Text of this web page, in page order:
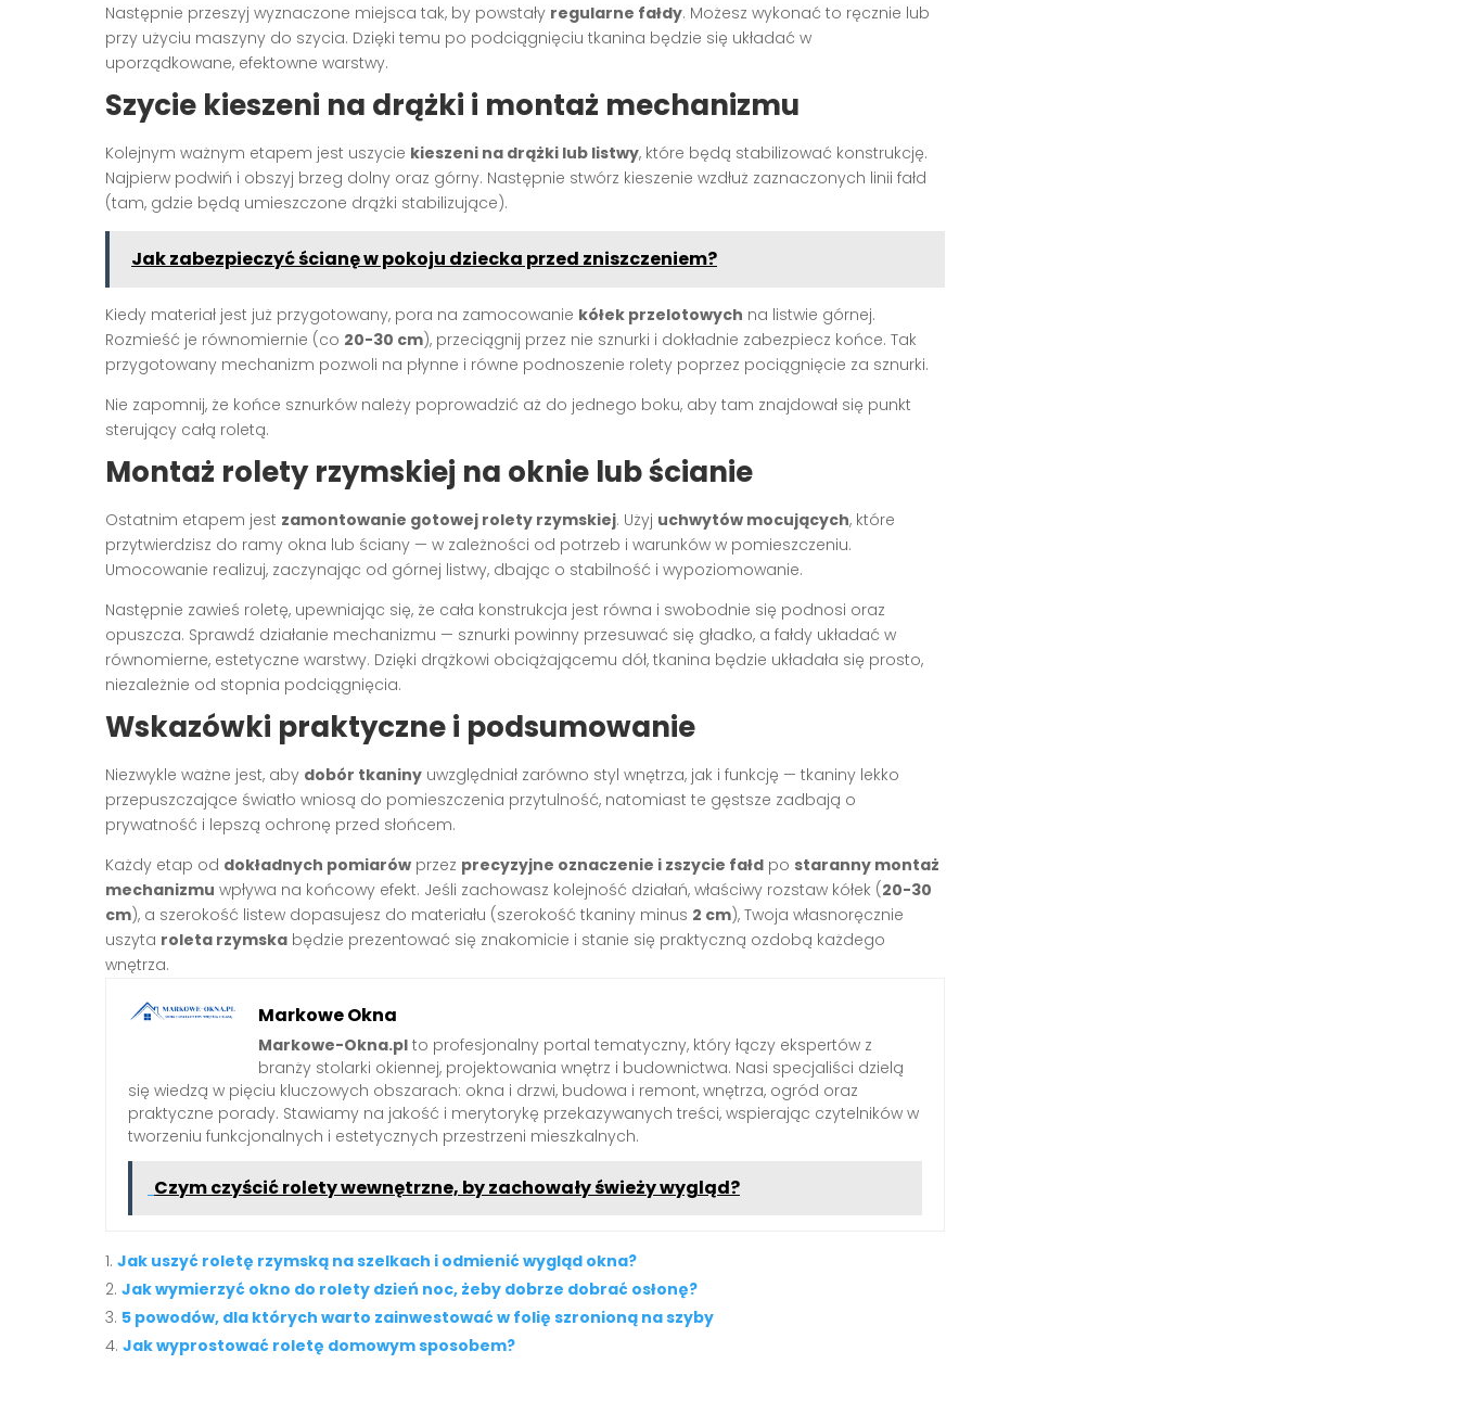
Następnie przeszyj wyznaczone miejsca tak, by powstały regularne fałdy. Możesz wykonać to ręcznie lub
przy użyciu maszyny do szycia. Dzięki temu po podciągnięciu tkanina będzie się układać w
uporządkowane, efektowne warstwy.
Szycie kieszeni na drążki i montaż mechanizmu
Kolejnym ważnym etapem jest uszycie kieszeni na drążki lub listwy, które będą stabilizować konstrukcję.
Najpierw podwiń i obszyj brzeg dolny oraz górny. Następnie stwórz kieszenie wzdłuż zaznaczonych linii fałd
(tam, gdzie będą umieszczone drążki stabilizujące).
Jak zabezpieczyć ścianę w pokoju dziecka przed zniszczeniem?
Kiedy materiał jest już przygotowany, pora na zamocowanie kółek przelotowych na listwie górnej.
Rozmieść je równomiernie (co 20-30 cm), przeciągnij przez nie sznurki i dokładnie zabezpiecz końce. Tak
przygotowany mechanizm pozwoli na płynne i równe podnoszenie rolety poprzez pociągnięcie za sznurki.
Nie zapomnij, że końce sznurków należy poprowadzić aż do jednego boku, aby tam znajdował się punkt
sterujący całą roletą.
Montaż rolety rzymskiej na oknie lub ścianie
Ostatnim etapem jest zamontowanie gotowej rolety rzymskiej. Użyj uchwytów mocujących, które
przytwierdzisz do ramy okna lub ściany — w zależności od potrzeb i warunków w pomieszczeniu.
Umocowanie realizuj, zaczynając od górnej listwy, dbając o stabilność i wypoziomowanie.
Następnie zawieś roletę, upewniając się, że cała konstrukcja jest równa i swobodnie się podnosi oraz
opuszcza. Sprawdź działanie mechanizmu — sznurki powinny przesuwać się gładko, a fałdy układać w
równomierne, estetyczne warstwy. Dzięki drążkowi obciążającemu dół, tkanina będzie układała się prosto,
niezależnie od stopnia podciągnięcia.
Wskazówki praktyczne i podsumowanie
Niezwykle ważne jest, aby dobór tkaniny uwzględniał zarówno styl wnętrza, jak i funkcję — tkaniny lekko
przepuszczające światło wniosą do pomieszczenia przytulność, natomiast te gęstsze zadbają o
prywatność i lepszą ochronę przed słońcem.
Każdy etap od dokładnych pomiarów przez precyzyjne oznaczenie i zszycie fałd po staranny montaż
mechanizmu wpływa na końcowy efekt. Jeśli zachowasz kolejność działań, właściwy rozstaw kółek (20-30
cm), a szerokość listew dopasujesz do materiału (szerokość tkaniny minus 2 cm), Twoja własnoręcznie
uszyta roleta rzymska będzie prezentować się znakomicie i stanie się praktyczną ozdobą każdego
wnętrza.
Markowe Okna
Markowe-Okna.pl to profesjonalny portal tematyczny, który łączy ekspertów z
branży stolarki okiennej, projektowania wnętrz i budownictwa. Nasi specjaliści dzielą
się wiedzą w pięciu kluczowych obszarach: okna i drzwi, budowa i remont, wnętrza, ogród oraz
praktyczne porady. Stawiamy na jakość i merytorykę przekazywanych treści, wspierając czytelników w
tworzeniu funkcjonalnych i estetycznych przestrzeni mieszkalnych.
Czym czyścić rolety wewnętrzne, by zachowały świeży wygląd?
Jak uszyć roletę rzymską na szelkach i odmienić wygląd okna?
Jak wymierzyć okno do rolety dzień noc, żeby dobrze dobrać osłonę?
5 powodów, dla których warto zainwestować w folię szronioną na szyby
Jak wyprostować roletę domowym sposobem?